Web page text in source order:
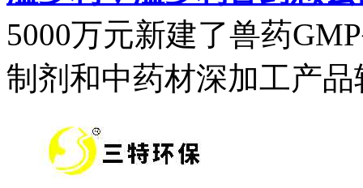
5000万元新建了兽药
制剂和中药材深加工产品